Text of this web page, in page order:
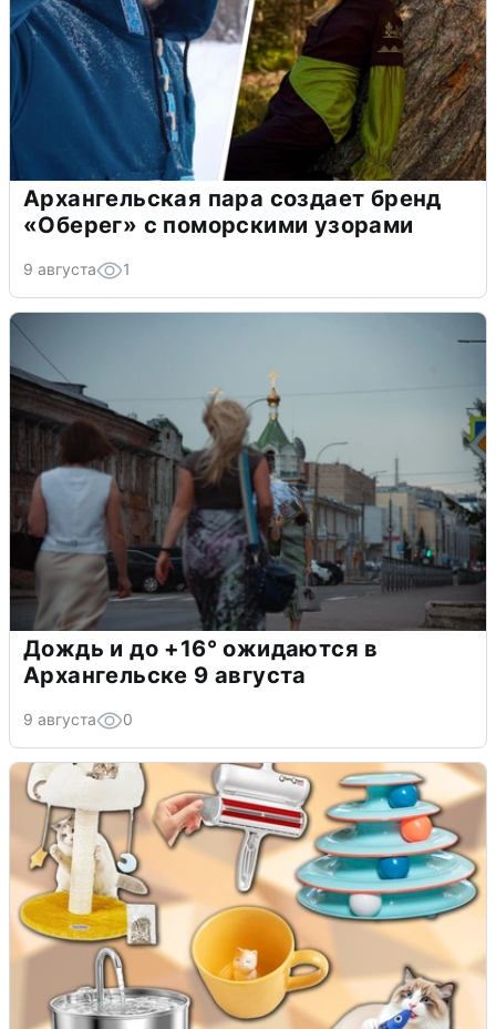
Архангельская пара создает бренд
«Оберег» с поморскими узорами
9 августа 1
Дождь и до +16° ожидаются в
Архангельске 9 августа
9 августа 0